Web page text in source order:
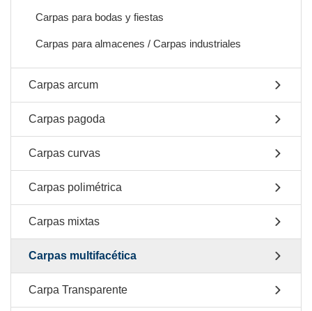
Carpas para bodas y fiestas
Carpas para almacenes / Carpas industriales
Carpas arcum
Carpas pagoda
Carpas curvas
Carpas polimétrica
Carpas mixtas
Carpas multifacética
Carpa Transparente